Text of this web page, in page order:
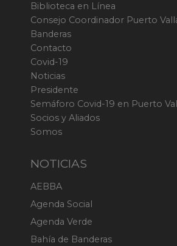
Biblioteca en Línea
Consejo Coordinador Puerto
Banderas
Contacto
Covid-19
Noticias
Presidente
Semáforo Covid-19 en Puerto
Socios y Aliados
Somos
NOTICIAS
AEBBA
Agenda Social
Agenda Verde
Bahía de Banderas